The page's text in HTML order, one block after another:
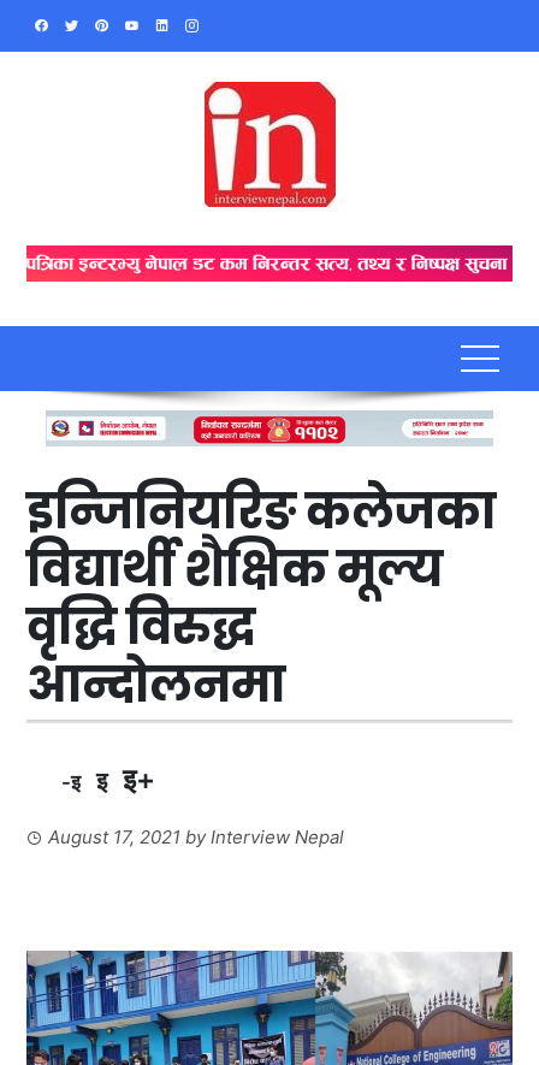
Skip
इन्जिनियरिङ कलेजका
विद्यार्थी शैक्षिक मूल्य
वृद्धि विरुद्ध
आन्दोलनमा
-इ इ इ+
August 17, 2021 byInterview Nepal